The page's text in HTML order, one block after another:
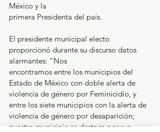
México y la
primera Presidenta del país.
El presidente municipal electo
proporcionó durante su discurso datos
alarmantes: “Nos
encontramos entre los municipios del
Estado de México con doble alerta de
violencia de género por Feminicidio, y
entre los siete municipios con la alerta de
violencia de género por desaparición;
nuestro municipio se destaca por sus